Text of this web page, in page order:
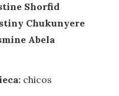
Shorfid
Chukunyere
Abela
chicos